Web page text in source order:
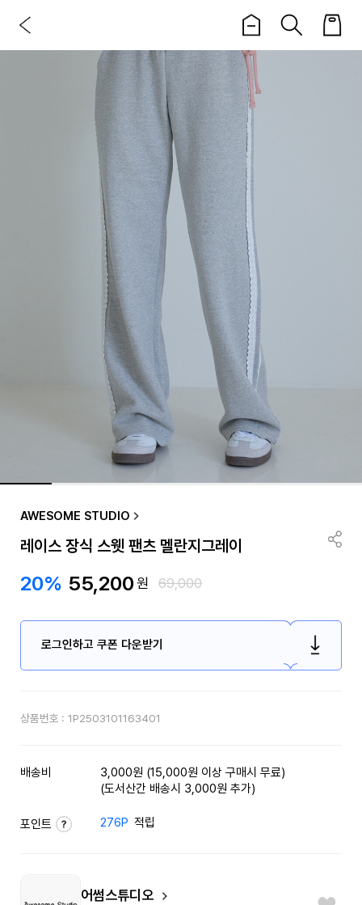
AWESOME STUDIO
레이스 장식 스웻 팬츠 멜란지그레이
20% 55,200원 69,000
로그인하고 쿠폰 다운받기
상품번호 : 1P2503101163401
배송비
3,000원 (15,000원 이상 구매시 무료)
(도서산간 배송시 3,000원 추가)
포인트 276P 적립
어썸스튜디오